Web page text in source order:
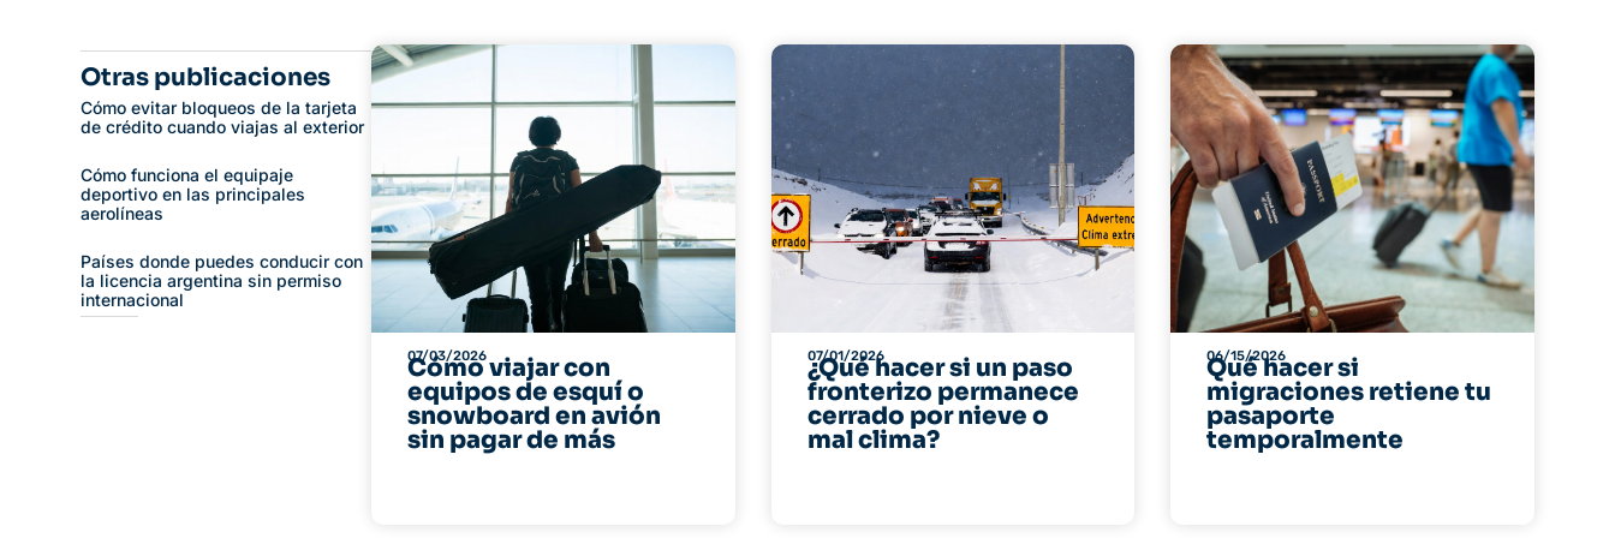
Otras publicaciones
Cómo evitar bloqueos de la tarjeta
de crédito cuando viajas al exterior
Cómo funciona el equipaje
deportivo en las principales
aerolíneas
Países donde puedes conducir con
la licencia argentina sin permiso
internacional
07/03/2026
Cómo viajar con
equipos de esquí o
snowboard en avión
sin pagar de más
07/01/2026
¿Qué hacer si un paso
fronterizo permanece
cerrado por nieve o
mal clima?
06/15/2026
Qué hacer si
migraciones retiene tu
pasaporte
temporalmente